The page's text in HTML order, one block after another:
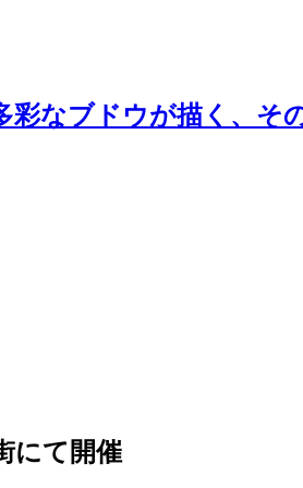
なブドウが描く、そ
にて開催